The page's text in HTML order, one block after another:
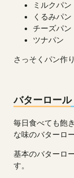
ミルクパン
くるみパン
チーズパン
ツナパン
さっそくパン作
バターロール
毎日食べても飽
な味のバターロー
基本のバターロ
す。